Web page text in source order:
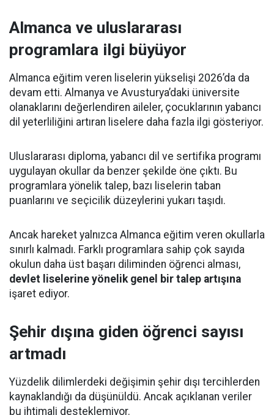
Almanca ve uluslararası
programlara ilgi büyüyor
Almanca eğitim veren liselerin yükselişi 2026’da da
devam etti. Almanya ve Avusturya’daki üniversite
olanaklarını değerlendiren aileler, çocuklarının yabancı
dil yeterliliğini artıran liselere daha fazla ilgi gösteriyor.
Uluslararası diploma, yabancı dil ve sertifika programı
uygulayan okullar da benzer şekilde öne çıktı. Bu
programlara yönelik talep, bazı liselerin taban
puanlarını ve seçicilik düzeylerini yukarı taşıdı.
Ancak hareket yalnızca Almanca eğitim veren okullarla
sınırlı kalmadı. Farklı programlara sahip çok sayıda
okulun daha üst başarı diliminden öğrenci alması,
devlet liselerine yönelik genel bir talep artışına
işaret ediyor.
Şehir dışına giden öğrenci sayısı
artmadı
Yüzdelik dilimlerdeki değişimin şehir dışı tercihlerden
kaynaklandığı da düşünüldü. Ancak açıklanan veriler
bu ihtimali desteklemiyor.